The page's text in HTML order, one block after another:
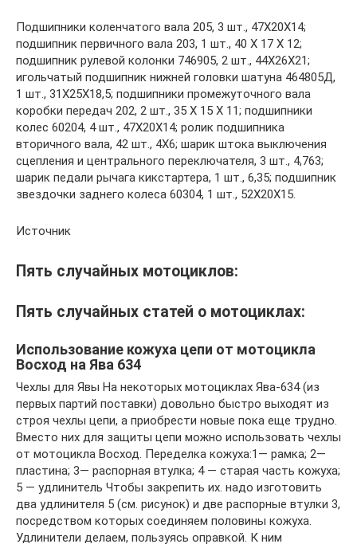
Подшипники коленчатого вала 205, 3 шт., 47X20X14;
подшипник первичного вала 203, 1 шт., 40 X 17 X 12;
подшипник рулевой колонки 746905, 2 шт., 44X26X21;
игольчатый подшипник нижней головки шатуна 464805Д,
1 шт., 31X25X18,5; подшипники промежуточного вала
коробки передач 202, 2 шт., 35 X 15 X 11; подшипники
колес 60204, 4 шт., 47X20X14; ролик подшипника
вторичного вала, 42 шт., 4X6; шарик штока выключения
сцепления и центрального переключателя, 3 шт., 4,763;
шарик педали рычага кикстартера, 1 шт., 6,35; подшипник
звездочки заднего колеса 60304, 1 шт., 52X20X15.
Источник
Пять случайных мотоциклов:
Пять случайных статей о мотоциклах:
Использование кожуха цепи от мотоцикла
Восход на Ява 634
Чехлы для Явы На некоторых мотоциклах Ява-634 (из
первых партий поставки) довольно быстро выходят из
строя чехлы цепи, а приобрести новые пока еще трудно.
Вместо них для защиты цепи можно использовать чехлы
от мотоцикла Восход. Переделка кожуха:1— рамка; 2—
пластина; 3— распорная втулка; 4 — старая часть кожуха;
5 — удлинитель Чтобы закрепить их. надо изготовить
два удлинителя 5 (см. рисунок) и две распорные втулки 3,
посредством которых соединяем половины кожуха.
Удлинители делаем, пользуясь оправкой. К ним